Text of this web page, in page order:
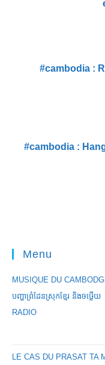
#cambodia :
#cambodia :
Menu
MUSIQUE DU
បញ្ហាព្រំដែនស្រុកខ្មែរ និងចឞ្លើយ
RADIO
LE CAS DU PRASAT TA